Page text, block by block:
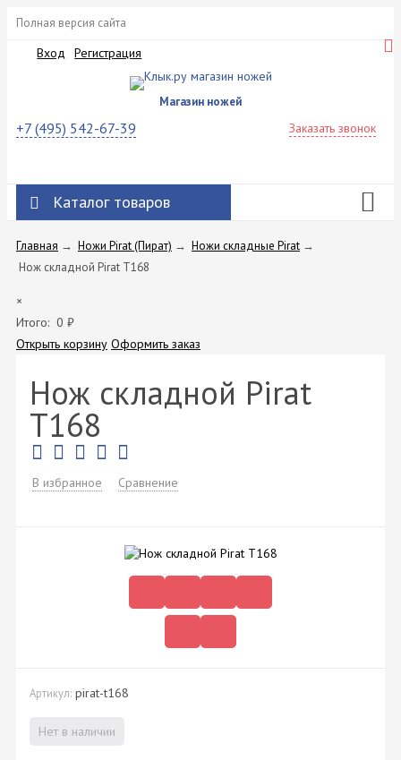
Полная версия сайта
Вход Регистрация
Магазин ножей
+7 (495) 542-67-39 Заказать звонок
Каталог товаров
Главная → Ножи Pirat (Пират) → Ножи складные Pirat →
Нож складной Pirat T168
×
Итого: 0 ₽
Открыть корзину Оформить заказ
Нож складной Pirat
T168
В избранное Сравнение
Артикул: pirat-t168
Нет в наличии